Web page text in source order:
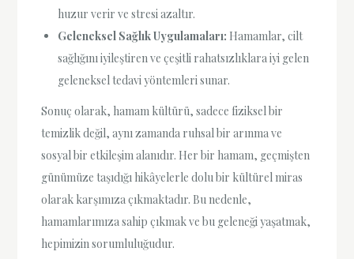
huzur verir ve stresi azaltır.
Geleneksel Sağlık Uygulamaları: Hamamlar, cilt
sağlığını iyileştiren ve çeşitli rahatsızlıklara iyi gelen
geleneksel tedavi yöntemleri sunar.
Sonuç olarak, hamam kültürü, sadece fiziksel bir
temizlik değil, aynı zamanda ruhsal bir arınma ve
sosyal bir etkileşim alanıdır. Her bir hamam, geçmişten
günümüze taşıdığı hikâyelerle dolu bir kültürel miras
olarak karşımıza çıkmaktadır. Bu nedenle,
hamamlarımıza sahip çıkmak ve bu geleneği yaşatmak,
hepimizin sorumluluğudur.